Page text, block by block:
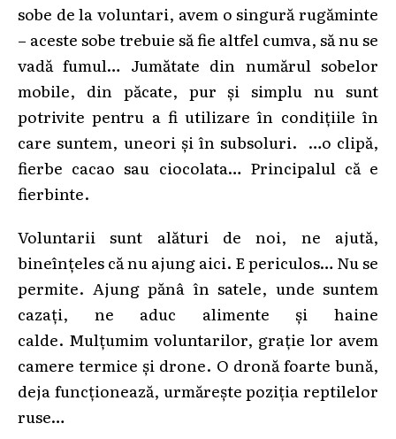
sobe de la voluntari, avem o singură rugăminte
– aceste sobe trebuie să fie altfel cumva, să nu se
vadă fumul… Jumătate din numărul sobelor
mobile, din păcate, pur și simplu nu sunt
potrivite pentru a fi utilizare în condițiile în
care suntem, uneori și în subsoluri. …o clipă,
fierbe cacao sau ciocolata… Principalul că e
fierbinte.
Voluntarii sunt alături de noi, ne ajută,
bineînțeles că nu ajung aici. E periculos… Nu se
permite. Ajung pănâ în satele, unde suntem
cazați, ne aduc alimente și haine
calde. Mulțumim voluntarilor, grație lor avem
camere termice și drone. O dronă foarte bună,
deja funcționează, urmărește poziția reptilelor
ruse…